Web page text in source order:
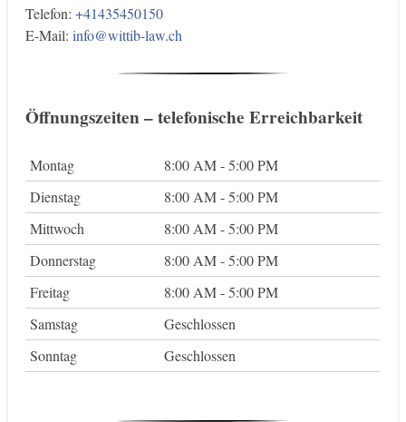
Telefon: +41435450150
E-Mail: info@wittib-law.ch
Öffnungszeiten – telefonische Erreichbarkeit
Montag
8:00 AM - 5:00 PM
Dienstag
8:00 AM - 5:00 PM
Mittwoch
8:00 AM - 5:00 PM
Donnerstag
8:00 AM - 5:00 PM
Freitag
8:00 AM - 5:00 PM
Samstag
Geschlossen
Sonntag
Geschlossen